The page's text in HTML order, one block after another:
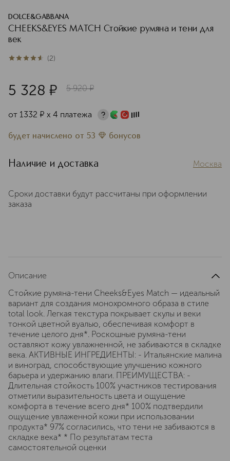
DOLCE&GABBANA
CHEEKS&EYES MATCH Стойкие румяна и тени для
век
4.5из 52 (2)
5 328 ¤ 5 920 ¤
от 1332 ¤ х 4 платежа
будет начислено от 53 бонусов
Наличие и доставка Москва
Сроки доставки будут рассчитаны при оформлении
заказа
Описание
Стойкие румяна-тени Cheeks&Eyes Match — идеальный
вариант для создания монохромного образа в стиле
total look. Легкая текстура покрывает скулы и веки
тонкой цветной вуалью, обеспечивая комфорт в
течение целого дня*. Роскошные румяна-тени
оставляют кожу увлажненной, не забиваются в складке
века. АКТИВНЫЕ ИНГРЕДИЕНТЫ: - Итальянские малина
и виноград, способствующие улучшению кожного
барьера и удержанию влаги. ПРЕИМУЩЕСТВА: -
Длительная стойкость 100% участников тестирования
отметили выразительность цвета и ощущение
комфорта в течение всего дня* 100% подтвердили
ощущение увлаженной кожи при использовании
продукта* 97% согласились, что тени не забиваются в
складке века* * По результатам теста
самостоятельной оценки